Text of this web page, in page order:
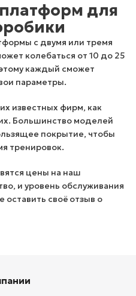
для
с двумя или тремя
колебаться от 10 до 25
каждый сможет
параметры.
известных фирм, как
Большинство моделей
покрытие, чтобы
тренировок.
цены на наш
и уровень обслуживания
оставить своё отзыв о